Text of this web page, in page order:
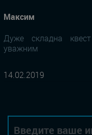
Максим
Дуже складна
уважним
14.02.2019